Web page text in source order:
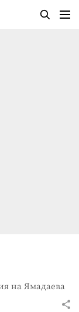
на Ямадаева